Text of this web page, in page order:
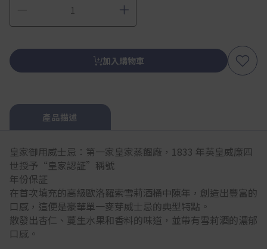
加入購物車
產品描述
皇家御用威士忌：第一家皇家蒸餾廠，1833 年英皇威廉四
世授予“皇家認証”稱號
年份保証
在首次填充的高級歐洛羅索雪莉酒桶中陳年，創造出豐富的
口感，這便是豪華單一麥芽威士忌的典型特點。
散發出杏仁、蔓生水果和香料的味道，並帶有雪莉酒的濃郁
口感。